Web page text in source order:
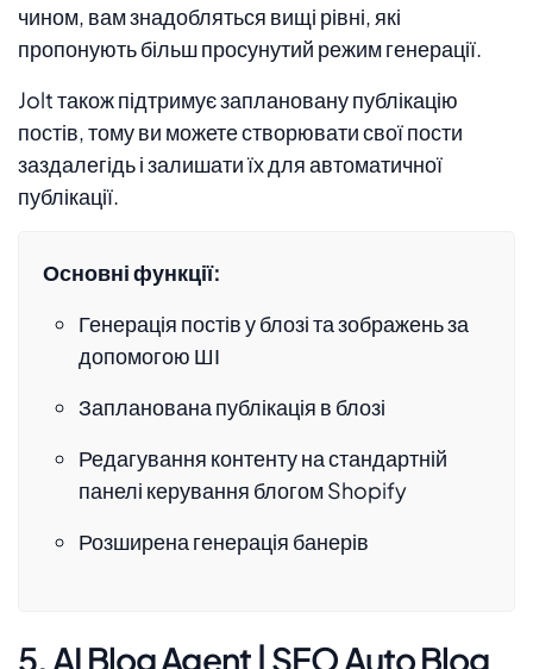
чином, вам знадобляться вищі рівні, які
пропонують більш просунутий режим генерації.
Jolt також підтримує заплановану публікацію
постів, тому ви можете створювати свої пости
заздалегідь і залишати їх для автоматичної
публікації.
Основні функції:
Генерація постів у блозі та зображень за
допомогою ШІ
Запланована публікація в блозі
Редагування контенту на стандартній
панелі керування блогом Shopify
Розширена генерація банерів
5. AI Blog Agent | SEO Auto Blog